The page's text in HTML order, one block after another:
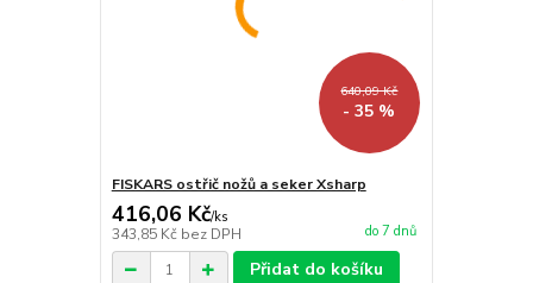
640,09 Kč
- 35 %
FISKARS ostřič nožů a seker Xsharp
416,06 Kč/ks
343,85 Kč bez DPH do 7 dnů
Přidat do košíku